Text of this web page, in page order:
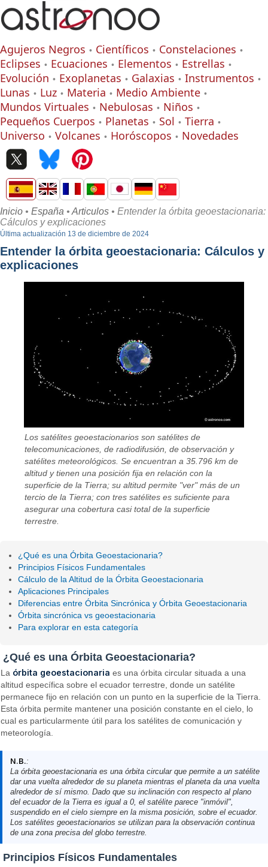
Agujeros Negros Científicos
Constelaciones
Eclipses
Ecuaciones Elementos
Estrellas
Evolución
Exoplanetas Galaxias
Instrumentos
Lunas
Luz Materia
Medio Ambiente
Mundos Virtuales
Nebulosas
Niños
Pequeños Cuerpos
Planetas Sol
Tierra
Universo
Volcanes Horóscopos Novedades
Inicio • España • Articulos • Entender la órbita geoestacionaria:
Cálculos y explicaciones
Última actualización 13 de diciembre de 2024
Entender la órbita geoestacionaria: Cálculos y
explicaciones
Los satélites geoestacionarios son satélites de
telecomunicaciones, de radiodifusión, de observación y
satélites meteorológicos. Se encuentran a 35.796 km de
altitud y tienen una posición fija en relación con la
superficie de la Tierra; su altitud permite "ver" más de un
tercio de la Tierra; con tres satélites es suficiente para
asegurar una cobertura casi total de la superficie
terrestre.
¿Qué es una Órbita Geoestacionaria?
Principios Físicos Fundamentales
Cálculo de la Altitud de la Órbita Geoestacionaria
Aplicaciones Principales
Diferencias entre Órbita Sincrónica y Órbita Geoestacionaria
Órbita sincrónica vs geoestacionaria
Para explorar en esta categoría
¿Qué es una Órbita Geoestacionaria?
La órbita geoestacionaria es una órbita circular situada a una
altitud específica sobre el ecuador terrestre, donde un satélite
permanece fijo en relación con un punto en la superficie de la Tierra.
Esta órbita permite mantener una posición constante en el cielo, lo
cual es particularmente útil para los satélites de comunicación y
meteorología.
N.B.:
La órbita geoestacionaria es una órbita circular que permite a un satélite
dar una vuelta alrededor de su planeta mientras el planeta da una vuelta
alrededor de sí mismo. Dado que su inclinación con respecto al plano
del ecuador de la Tierra es igual a 0, el satélite parece "inmóvil",
suspendido en el cielo siempre en la misma posición, sobre el ecuador.
Los satélites geoestacionarios se utilizan para la observación continua
de una zona precisa del globo terrestre.
Principios Físicos Fundamentales